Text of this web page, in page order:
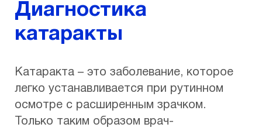
Диагностика
катаракты
Катаракта – это заболевание, которое
легко устанавливается при рутинном
осмотре с расширенным зрачком.
Только таким образом врач-